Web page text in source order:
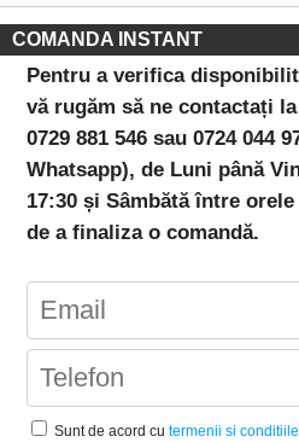
COMANDA INSTANT
Pentru a verifica
vă rugăm să ne contactați
0729 881 546 sau 0724 044
Whatsapp), de Luni până
17:30 și Sâmbătă între
de a finaliza o comandă.
Sunt de acord cutermenii si